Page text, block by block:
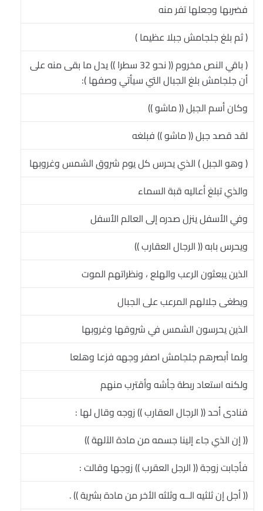
فضربها وجعلها تفر منه
( ثم بلغ جلجامش جبلا عظيما )
( باقي النص مخروم (( نحو 32 سطرا )) يدل ما بقى منه على
أن جلجامش بلغ الجبال التي سيأتي وصفها ):
وكان أسم الجبل (( ماشو ))
لقد قصد جبل (( ماشو )) فبلغه
( وهو الجبل ) الذي يحرس كل يوم شروق الشمس وغروبها
والذي تبلغ أعاليه قبة السماء
وفي الأسفل ينزل صدره إلى العالم الأسفل
ويحرس بابه (( الرجال العقارب ))
الذين يبعثون الرعب والهلع ، ونظراتهم الموت
ويطغى جلالهم المرعب على الجبال
الذين يحرسون الشمس في شروقها وغروبها
ولما أبصرهم جلجامش اصفر وجهه فزعا وهلعا
ولكنه استعاد ربطة جأشه وأقترب منهم
فنادى أحد (( الرجال العقارب )) زوجه وقال لها :
(( إن الذي جاء إلينا جسمه من مادة الآلهة ))
فأجابت زوجة (( الرجل العقرب )) زوجها وقالت :
(( أجل إن ثلثيه الــه وثلثه الأخر من مادة بشرية )) .